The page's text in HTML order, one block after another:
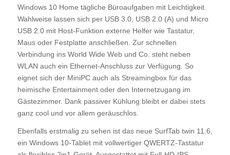
Windows 10 Home tägliche Büroaufgaben mit Leichtigkeit.
Wahlweise lassen sich per USB 3.0, USB 2.0 (A) und Micro
USB 2.0 mit Host-Funktion externe Helfer wie Tastatur,
Maus oder Festplatte anschließen. Zur schnellen
Verbindung ins World Wide Web und Co. steht neben
WLAN auch ein Ethernet-Anschluss zur Verfügung. So
eignet sich der MiniPC auch als Streamingbox für das
heimische Entertainment oder den Internetzugang im
Gästezimmer. Dank passiver Kühlung bleibt er dabei stets
ganz cool und vor allem geräuschlos.
Ebenfalls erstmalig zu sehen ist das neue SurfTab twin 11.6,
ein Windows 10-Tablet mit vollwertiger QWERTZ-Tastatur